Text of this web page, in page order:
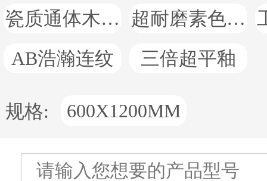
瓷质通体木纹砖
超耐磨素色岩板
AB浩瀚连纹
三倍超平釉
规格: 600X1200MM